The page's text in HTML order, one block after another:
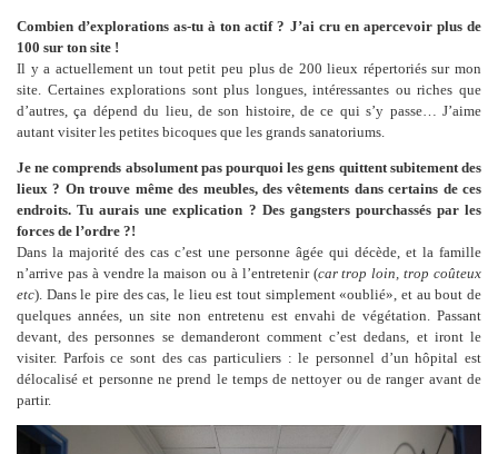
Combien d’explorations as-tu à ton actif ? J’ai cru en apercevoir plus de
100 sur ton site !
Il y a actuellement un tout petit peu plus de 200 lieux répertoriés sur mon
site. Certaines explorations sont plus longues, intéressantes ou riches que
d’autres, ça dépend du lieu, de son histoire, de ce qui s’y passe… J’aime
autant visiter les petites bicoques que les grands sanatoriums.
Je ne comprends absolument pas pourquoi les gens quittent subitement des
lieux ? On trouve même des meubles, des vêtements dans certains de ces
endroits. Tu aurais une explication ? Des gangsters pourchassés par les
forces de l’ordre ?!
Dans la majorité des cas c’est une personne âgée qui décède, et la famille
n’arrive pas à vendre la maison ou à l’entretenir (car trop loin, trop coûteux
etc). Dans le pire des cas, le lieu est tout simplement «oublié», et au bout de
quelques années, un site non entretenu est envahi de végétation. Passant
devant, des personnes se demanderont comment c’est dedans, et iront le
visiter. Parfois ce sont des cas particuliers : le personnel d’un hôpital est
délocalisé et personne ne prend le temps de nettoyer ou de ranger avant de
partir.